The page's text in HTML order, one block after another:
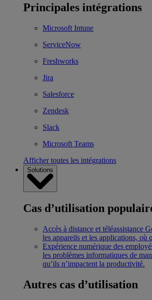
Principales intégrations
Microsoft Intune
ServiceNow
Freshworks
Jira
Salesforce
Zendesk
Slack
Microsoft Teams
Afficher toutes les intégrations
Solutions
Cas d’utilisation
Accès à distance et téléassistance
les appareils et les applications, où
Expérience numérique des
les problèmes informatiques de
qu’ils n’impactent la productivité.
Autres cas d’utilisation